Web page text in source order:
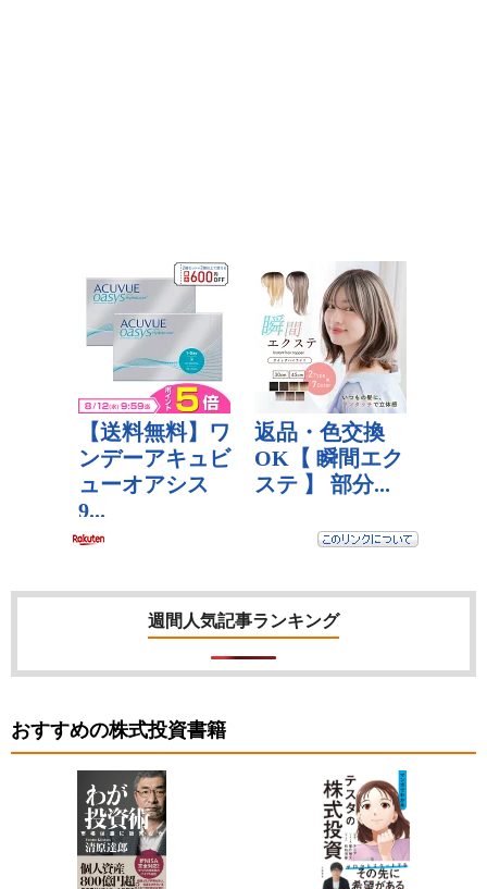
週間人気記事ランキング
おすすめの株式投資書籍